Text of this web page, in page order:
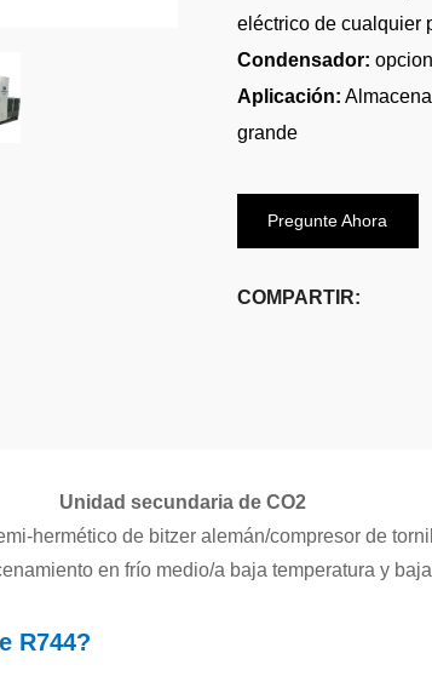
eléctrico de cualquier
Condensador:
Aplicación:
grande
Pregunte Ahora
COMPARTIR:
Unidad secundaria de CO2
hermético de bitzer alemán/compresor de
en frío medio/a baja temperatura y
R744?